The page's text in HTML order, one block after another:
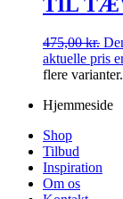
475,00kr.
aktuelle pris
flere
Hjemmeside
Shop
Tilbud
Inspiration
Om os